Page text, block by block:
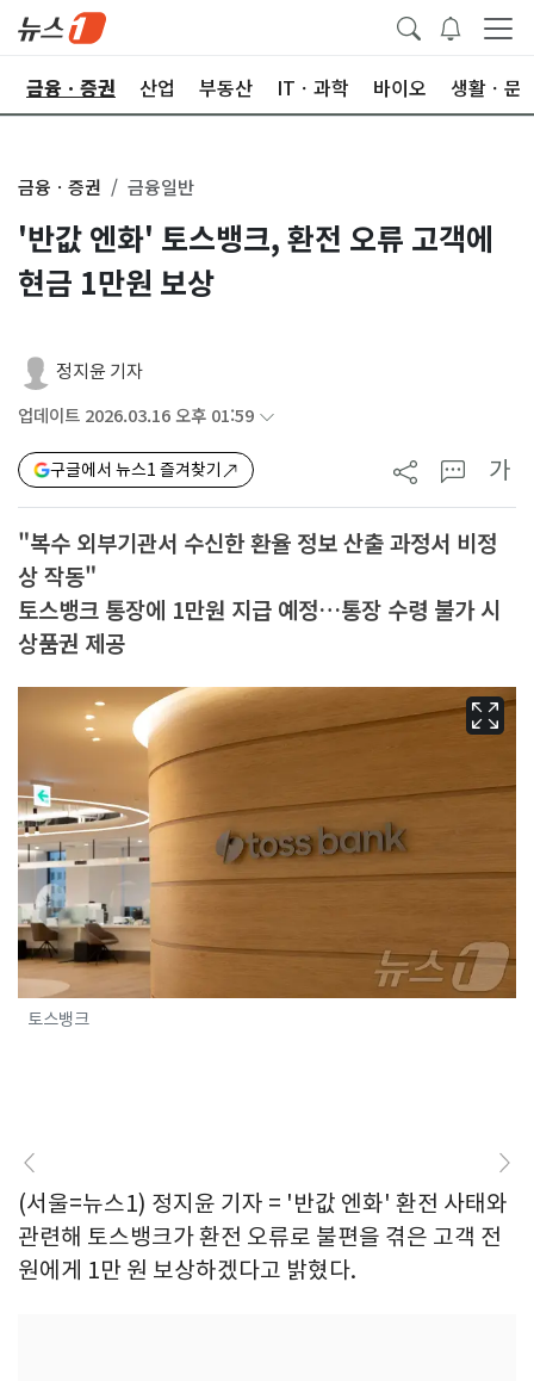
금융ㆍ증권 산업 부동산 ITㆍ과학 바이오 생활ㆍ문
금융ㆍ증권 금융일반
'반값 엔화' 토스뱅크, 환전 오류 고객에
현금 1만원 보상
정지윤 기자
업데이트 2026.03.16 오후 01:59
구글에서 뉴스1 즐겨찾기 가
"복수 외부기관서 수신한 환율 정보 산출 과정서 비정
상 작동"
토스뱅크 통장에 1만원 지급 예정…통장 수령 불가 시
상품권 제공
토스뱅크
(서울=뉴스1) 정지윤 기자 = '반값 엔화' 환전 사태와
관련해 토스뱅크가 환전 오류로 불편을 겪은 고객 전
원에게 1만 원 보상하겠다고 밝혔다.